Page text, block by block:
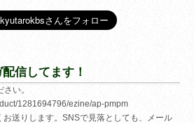
信してます！
い。
1281694796/ezine/ap-pmpm
お送りします。SNSで見落としても、メール